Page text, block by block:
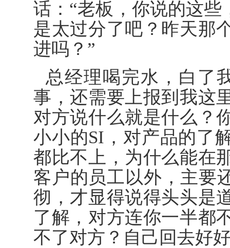
话：“老板，你说的这
是太过分了吧？昨天那
进吗？”
总经理喝完水，白了
事，还需要上报到我这
对方说什么就是什么？
小小的SI，对产品的了
都比不上，为什么能在
客户的员工以外，主要
彻，才显得说得头头是
了解，对方连你一半都
不了对方？自己回去好